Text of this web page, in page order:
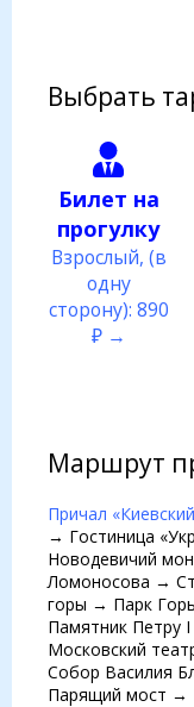
Выбрать
Билет на
прогулку
Взрослый, (в
одну
сторону): 890
₽ →
Маршрут
Причал
→ Гостиница
Новодевичий
Ломоносова →
горы → Парк
Памятник Петру
Московский
Собор Василия
Парящий мост →